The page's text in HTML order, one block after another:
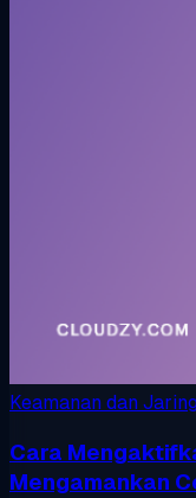
Keamanan dan
Cara
Mengamankan